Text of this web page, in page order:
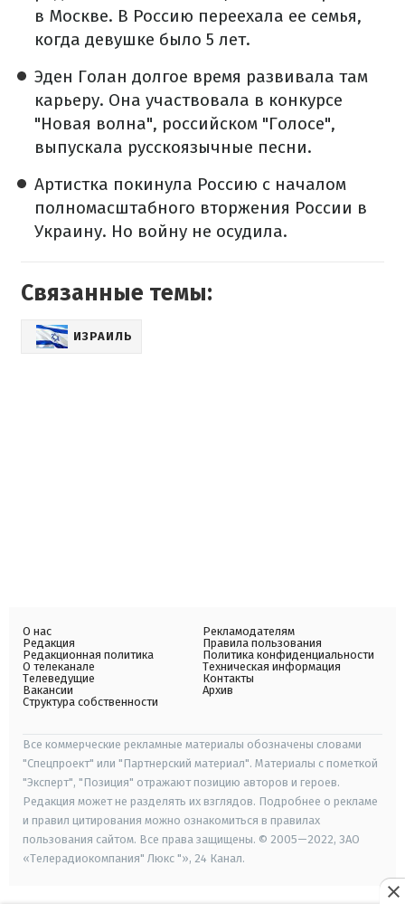
в Москве. В Россию переехала ее семья,
когда девушке было 5 лет.
Эден Голан долгое время развивала там
карьеру. Она участвовала в конкурсе
"Новая волна", российском "Голосе",
выпускала русскоязычные песни.
Артистка покинула Россию с началом
полномасштабного вторжения России в
Украину. Но войну не осудила.
Связанные темы:
ИЗРАИЛЬ
О нас
Редакция
Редакционная политика
О телеканале
Телеведущие
Вакансии
Структура собственности
Рекламодателям
Правила пользования
Политика конфиденциальности
Техническая информация
Контакты
Архив
Все коммерческие рекламные материалы обозначены словами
"Спецпроект" или "Партнерский материал". Материалы с пометкой
"Эксперт", "Позиция" отражают позицию авторов и героев.
Редакция может не разделять их взглядов. Подробнее о рекламе
и правил цитирования можно ознакомиться в правилах
пользования сайтом. Все права защищены. © 2005—2022, ЗАО
«Телерадиокомпания" Люкс "», 24 Канал.